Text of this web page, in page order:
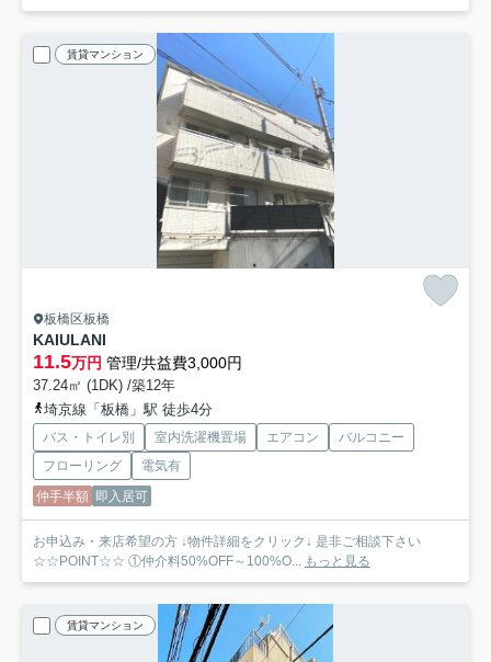
賃貸マンション
板橋区板橋
KAIULANI
11.5万円 管理/共益費3,000円
37.24㎡ (1DK) /築12年
埼京線「板橋」駅 徒歩4分
バス・トイレ別 室内洗濯機置場 エアコン
バルコニー
フローリング
電気有
仲手半額 即入居可
お申込み・来店希望の方 ↓物件詳細をクリック↓ 是非ご相談下さい
☆☆POINT☆☆ ①仲介料50%OFF～100%O... もっと見る
賃貸マンション